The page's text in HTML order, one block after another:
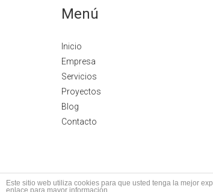
Menú
Inicio
Empresa
Servicios
Proyectos
Blog
Contacto
Este sitio web utiliza cookies para que usted tenga la mejor
enlace para mayor información.